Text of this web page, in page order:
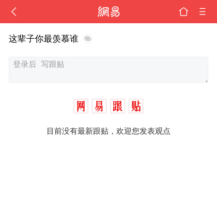
这辈子你最羡慕谁
目前没有最新跟贴，欢迎您发表观点